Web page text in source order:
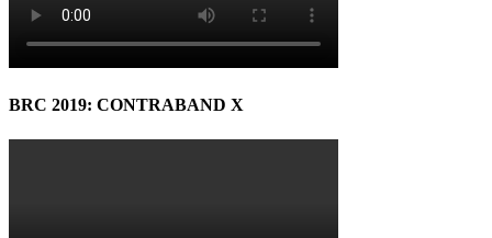
BRC 2019: CONTRABAND X